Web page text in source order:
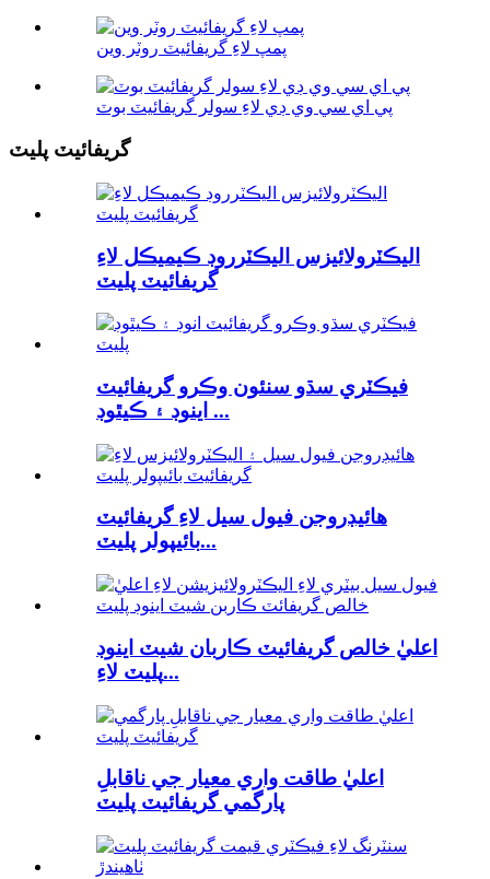
پمپ لاءِ گريفائيٽ روٽر وين
پي اي سي وي ڊي لاءِ سولر گريفائيٽ بوٽ
گريفائيٽ پليٽ
اليڪٽرولائيزس اليڪٽرروڊ ڪيميڪل لاءِ
گريفائيٽ پليٽ
فيڪٽري سڌو سنئون وڪرو گريفائيٽ
اينوڊ ۽ ڪيٿوڊ ...
هائيڊروجن فيول سيل لاءِ گريفائيٽ
بائيپولر پليٽ...
اعليٰ خالص گريفائيٽ ڪاربان شيٽ اينوڊ
پليٽ لاءِ...
اعليٰ طاقت واري معيار جي ناقابلِ
پارگمي گريفائيٽ پليٽ